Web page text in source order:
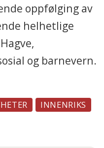
oppfølging av
helhetlige
og barnevern.
INNENRIKS